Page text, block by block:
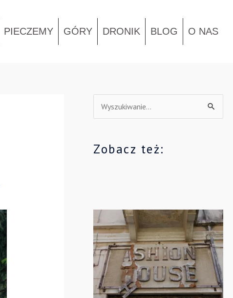
PIECZEMY GÓRY DRONIK BLOG O NAS
k
a
:
Zobacz też: